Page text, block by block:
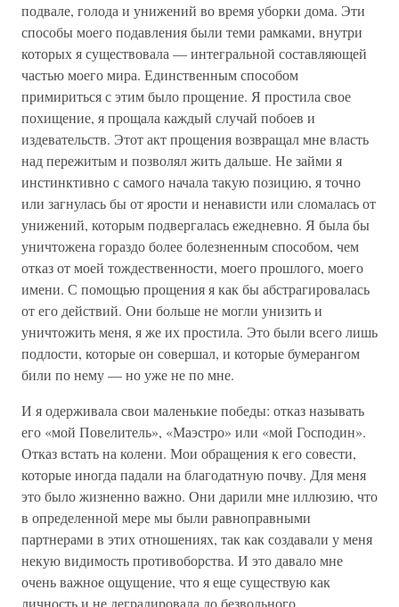
подвале, голода и унижений во время уборки дома. Эти
способы моего подавления были теми рамками, внутри
которых я существовала — интегральной составляющей
частью моего мира. Единственным способом
примириться с этим было прощение. Я простила свое
похищение, я прощала каждый случай побоев и
издевательств. Этот акт прощения возвращал мне власть
над пережитым и позволял жить дальше. Не займи я
инстинктивно с самого начала такую позицию, я точно
или загнулась бы от ярости и ненависти или сломалась от
унижений, которым подвергалась ежедневно. Я была бы
уничтожена гораздо более болезненным способом, чем
отказ от моей тождественности, моего прошлого, моего
имени. С помощью прощения я как бы абстрагировалась
от его действий. Они больше не могли унизить и
уничтожить меня, я же их простила. Это были всего лишь
подлости, которые он совершал, и которые бумерангом
били по нему — но уже не по мне.
И я одерживала свои маленькие победы: отказ называть
его «мой Повелитель», «Маэстро» или «мой Господин».
Отказ встать на колени. Мои обращения к его совести,
которые иногда падали на благодатную почву. Для меня
это было жизненно важно. Они дарили мне иллюзию, что
в определенной мере мы были равноправными
партнерами в этих отношениях, так как создавали у меня
некую видимость противоборства. И это давало мне
очень важное ощущение, что я еще существую как
личность и не деградировала до безвольного